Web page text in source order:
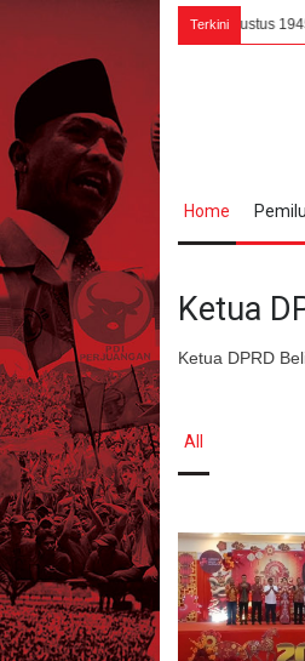
Terkini
7 Agustus 1945, Bung
Home Pemilu
Ketua
Ketua DPRD
All